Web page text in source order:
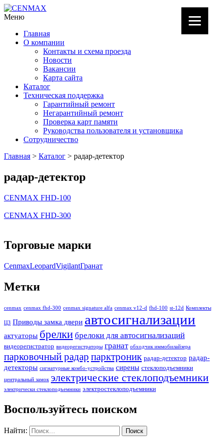
Меню
Главная
О компании
Контакты и схема проезда
Новости
Вакансии
Карта сайта
Каталог
Техническая поддержка
Гарантийный ремонт
Негарантийный ремонт
Проверка карт памяти
Руководства пользователя и установщика
Сотрудничество
Главная > Каталог > радар-детектор
радар-детектор
CENMAX FHD-100
CENMAX FHD-300
Торговые марки
CenmaxLeopardVigilantГранат
Метки
cenmax cenmax fhd-300 cenmax signature alfa cenmax v12-d fhd-100 st-12d Комплекты
ЦЗ Приводы замка двери автосигнализации
актуаторы брелки брелоки для автосигнализаций
видеорегистратор видеорегистраторы гранат обходчик иммобилайзера
парковочный радар парктроник радар-детектор радар-
детекторы сигнатурные комбо-устройства сирены стеклоподъемники
центральный замок электрические стеклоподъемники
электрически стеклоподъемники электростеклоподъемники
Воспользуйтесь поиском
Найти: